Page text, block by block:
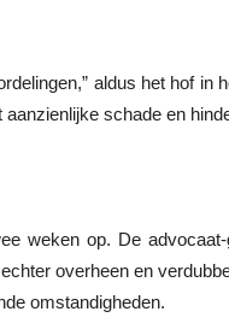
aldus het hof in
schade en
weken op. De
overheen en
omstandigheden.